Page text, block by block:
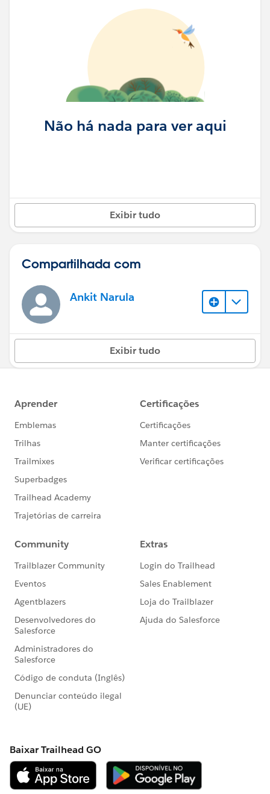
Não há nada para ver aqui
Exibir tudo
Compartilhada com
Ankit Narula
Exibir tudo